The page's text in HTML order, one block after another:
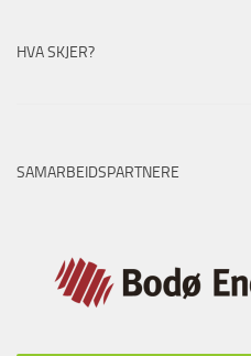
HVA SKJER?
SAMARBEIDSPARTNERE